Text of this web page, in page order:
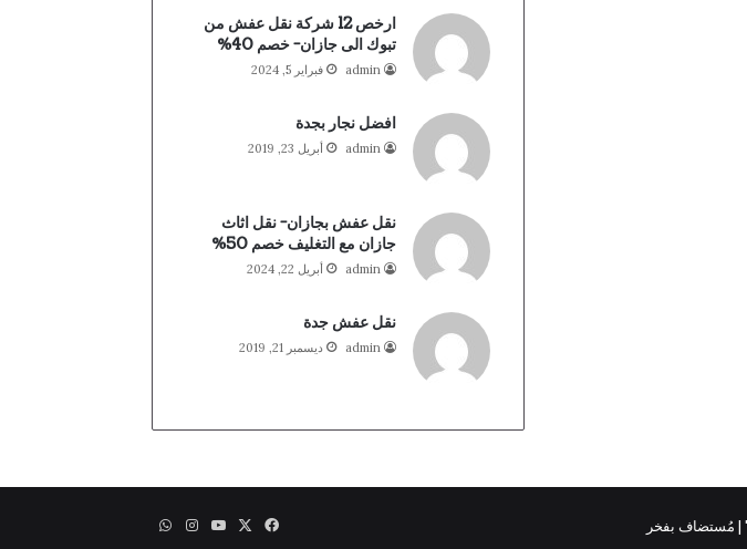
ارخص 12 شركة نقل عفش من
تبوك الى جازان- خصم 40%
admin فبراير 5, 2024
افضل نجار بجدة
admin أبريل 23, 2019
نقل عفش بجازان- نقل اثاث
جازان مع التغليف خصم 50%
admin أبريل 22, 2024
نقل عفش جدة
admin ديسمبر 21, 2019
فيسبوك يوتيوبانستقرامواتساب